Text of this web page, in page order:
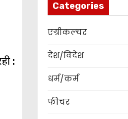
:
Categories
एग्रीकल्चर
देश/विदेश
धर्म/कर्म
फीचर